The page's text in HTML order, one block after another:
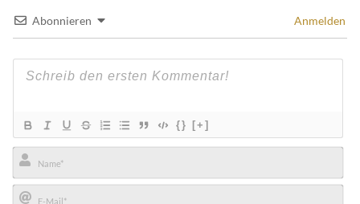
Abonnieren Anmelden
{} [+]
Name*